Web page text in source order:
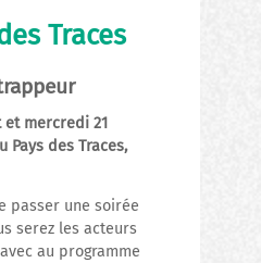
Traces
et mercredi 21
Pays des Traces,
passer une soirée
serez les acteurs
au programme